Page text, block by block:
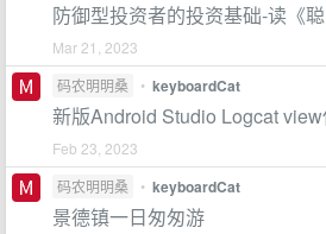
防御型投资者的投资基础-读《聪
Mar 21, 2023
码农明明桑
• keyboardCat
新版Android Studio Logcat
Feb 23, 2023
码农明明桑
• keyboardCat
景德镇一日匆匆游